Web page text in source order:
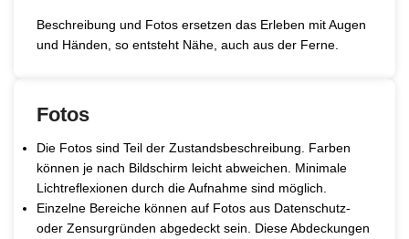
Beschreibung und Fotos ersetzen das Erleben mit Augen
und Händen, so entsteht Nähe, auch aus der Ferne.
Fotos
Die Fotos sind Teil der Zustandsbeschreibung. Farben
können je nach Bildschirm leicht abweichen. Minimale
Lichtreflexionen durch die Aufnahme sind möglich.
Einzelne Bereiche können auf Fotos aus Datenschutz-
oder Zensurgründen abgedeckt sein. Diese Abdeckungen